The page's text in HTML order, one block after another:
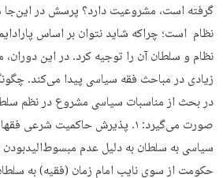
گرفته است، مشروعیت دارد؟ پرسش در
نظام است؛ چراکه شاید نتوان بر اساس
نظام و سلطان آن را توجیه کرد. در این
زیادی در مباحث فقه سیاسی پیدا می‌کند.
در بحث از مناسبات سیاسی مشروع در نظم
صورت می‌گیرد: ۱. پذیرش حاکمیت
حکومت از سوی نایب امام زمان (فقیه) به